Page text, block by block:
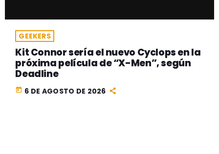
GEEKERS
Kit Connor sería el nuevo Cyclops en la
próxima película de “X-Men”, según
Deadline
today 6 DE AGOSTO DE 2026